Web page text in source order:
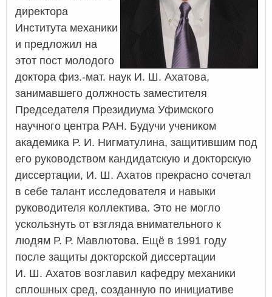
директора
Института механики
и предложил на
этот пост молодого
доктора физ.-мат. наук И. Ш. Ахатова,
занимавшего должность заместителя
Председателя Президиума Уфимского
научного центра РАН. Будучи учеником
академика Р. И. Нигматулина, защитившим под
его руководством кандидатскую и докторскую
диссертации, И. Ш. Ахатов прекрасно сочетал
в себе талант исследователя и навыки
руководителя коллектива. Это не могло
ускользнуть от взгляда внимательного к
людям Р. Р. Мавлютова. Ещё в 1991 году
после защиты докторской диссертации
И. Ш. Ахатов возглавил кафедру механики
сплошных сред, созданную по инициативе